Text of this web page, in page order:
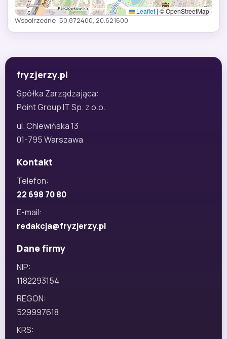
Leaflet | © OpenStreetMap
Wspolrzedne: 50.872400, 20.621600
fryzjerzy.pl
Spółka Zarządzająca:
Point Group IT Sp. z o.o.
ul. Chlewińska 13
01-795 Warszawa
Kontakt
Telefon:
22 698 70 80
E-mail:
redakcja@fryzjerzy.pl
Dane firmy
NIP:
1182293154
REGON:
529997618
KRS: